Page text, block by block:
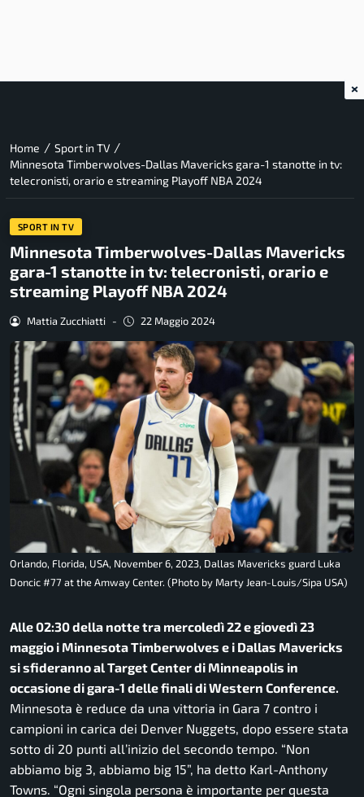
Home / Sport in TV /
Minnesota Timberwolves-Dallas Mavericks gara-1 stanotte in tv:
telecronisti, orario e streaming Playoff NBA 2024
SPORT IN TV
Minnesota Timberwolves-Dallas Mavericks
gara-1 stanotte in tv: telecronisti, orario e
streaming Playoff NBA 2024
Mattia Zucchiatti - 22 Maggio 2024
Orlando, Florida, USA, November 6, 2023, Dallas Mavericks guard Luka
Doncic #77 at the Amway Center. (Photo by Marty Jean-Louis/Sipa USA)
Alle 02:30 della notte tra mercoledì 22 e giovedì 23
maggio i Minnesota Timberwolves e i Dallas Mavericks
si sfideranno al Target Center di Minneapolis in
occasione di gara-1 delle finali di Western Conference.
Minnesota è reduce da una vittoria in Gara 7 contro i
campioni in carica dei Denver Nuggets, dopo essere stata
sotto di 20 punti all’inizio del secondo tempo. “Non
abbiamo big 3, abbiamo big 15”, ha detto Karl-Anthony
Towns. “Ogni singola persona è importante per questa
×